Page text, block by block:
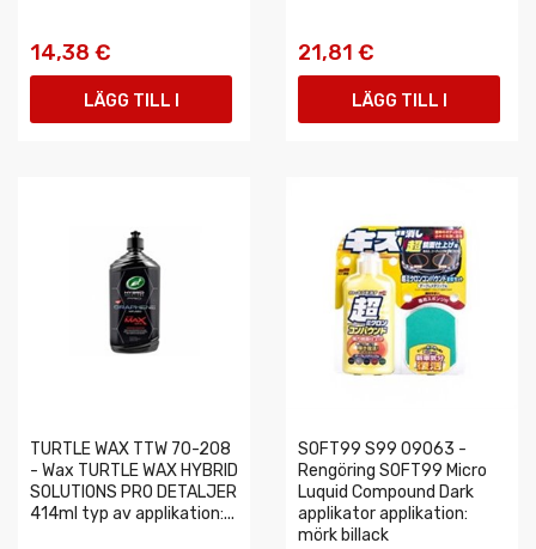
14,38 €
LÄGG TILL I
21,81 €
LÄGG TILL I
TURTLE WAX TTW 70-208
- Wax TURTLE WAX HYBRID
SOLUTIONS PRO DETALJER
414ml typ av applikation:...
SOFT99 S99 09063 -
Rengöring SOFT99 Micro
Luquid Compound Dark
applikator applikation:
mörk billack